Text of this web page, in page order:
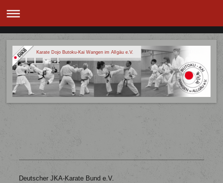
Karate Dojo Butoku-Kai Wangen im Allgäu e.V.
Deutscher JKA-Karate Bund e.V.